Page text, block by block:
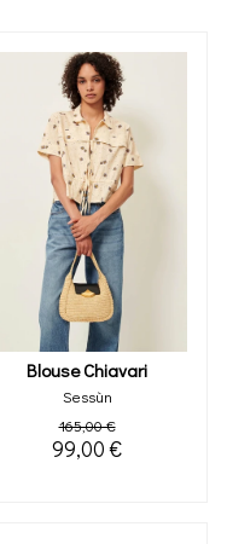
Blouse Chiavari
Sessùn
165,00 €
99,00 €